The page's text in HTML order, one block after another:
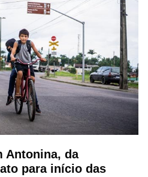
Antonina, da
para início das